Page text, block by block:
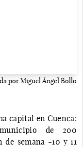
por Miguel Ángel Bollo
capital en Cuenca:
de 200
semana -10 y 11